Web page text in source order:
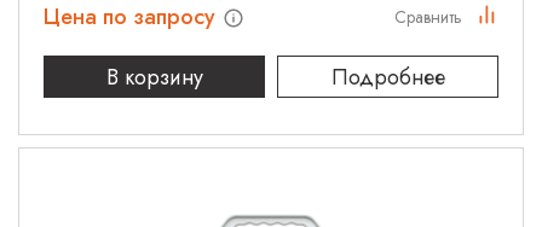
Цена по запросу
В корзину
Подробнее
Сравнить